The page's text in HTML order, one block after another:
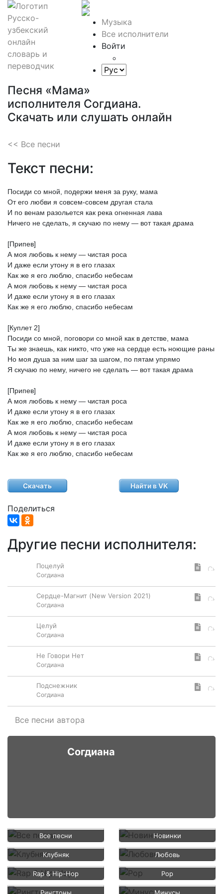
Музыка
Все исполнители
Войти
Песня «Мама»
исполнителя Согдиана.
Скачать или слушать онлайн
<< Все песни
Текст песни:
Посиди со мной, подержи меня за руку, мама
От его любви я совсем-совсем другая стала
И по венам разольется как река огненная лава
Ничего не сделать, я скучаю по нему — вот такая драма
[Припев]
А моя любовь к нему — чистая роса
И даже если утону я в его глазах
Как же я его люблю, спасибо небесам
А моя любовь к нему — чистая роса
И даже если утону я в его глазах
Как же я его люблю, спасибо небесам
[Куплет 2]
Посиди со мной, поговори со мной как в детстве, мама
Ты же знаешь, как никто, что уже на сердце есть ноющие раны
Но моя душа за ним шаг за шагом, по пятам упрямо
Я скучаю по нему, ничего не сделать — вот такая драма
[Припев]
А моя любовь к нему — чистая роса
И даже если утону я в его глазах
Как же я его люблю, спасибо небесам
А моя любовь к нему — чистая роса
И даже если утону я в его глазах
Как же я его люблю, спасибо небесам
Скачать Найти в VK
Поделиться
Другие песни исполнителя:
Поцелуй
Согдиана
Сердце-Магнит (New Version 2021)
Согдиана
Целуй
Согдиана
Не Говори Нет
Согдиана
Подснежник
Согдиана
Все песни автора
Согдиана
Все песни Новинки
Клубняк Любовь
Rap & Hip-Hop Pop